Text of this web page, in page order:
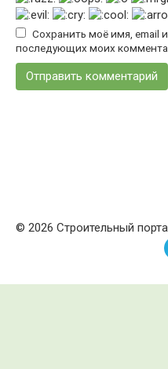
Сохранить моё имя, email
последующих моих
© 2026 Строительный